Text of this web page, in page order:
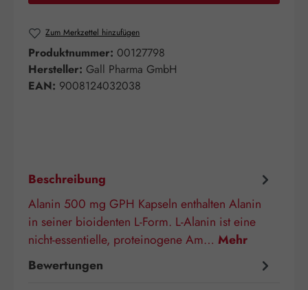
Zum Merkzettel hinzufügen
Produktnummer: 00127798
Hersteller: Gall Pharma GmbH
EAN: 9008124032038
Beschreibung
Alanin 500 mg GPH Kapseln enthalten Alanin
in seiner bioidenten L-Form. L-Alanin ist eine
nicht-essentielle, proteinogene Am… Mehr
Bewertungen